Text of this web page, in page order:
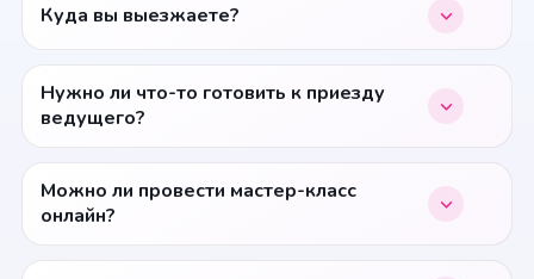
Куда вы выезжаете?
Нужно ли что-то готовить к приезду
ведущего?
Можно ли провести мастер-класс
онлайн?